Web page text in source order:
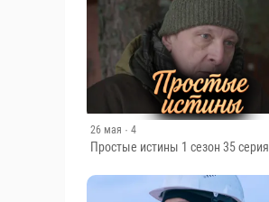
26 мая · 4
Простые истины 1 сезон 35 серия